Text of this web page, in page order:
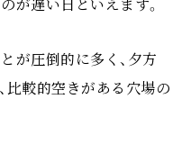
が遅い日といえます。
が圧倒的に多く、夕方
比較的空きがある穴場の